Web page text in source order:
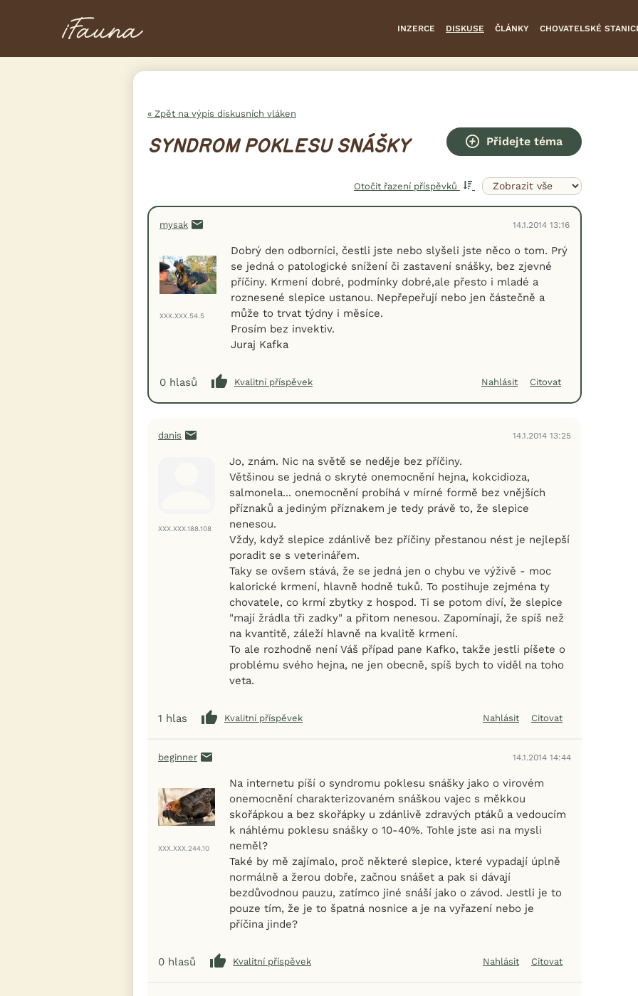
INZERCE DISKUSE ČLÁNKY CHOVATELSKÉ
« Zpět na výpis diskusních vláken
SYNDROM POKLESU SNÁŠKY Přidejte téma
Otočit řazení příspěvků
mysak 14.1.2014 13:16
XXX.XXX.54.5
Dobrý den odborníci, čestli jste nebo slyšeli jste něco o tom. Prý
se jedná o patologické snížení či zastavení snášky, bez zjevné
příčiny. Krmení dobré, podmínky dobré,ale přesto i mladé a
roznesené slepice ustanou. Nepřepeřují nebo jen částečně a
může to trvat týdny i měsíce.
Prosím bez invektiv.
Juraj Kafka
0 hlasů Kvalitní příspěvek Nahlásit Citovat
danis 14.1.2014 13:25
XXX.XXX.188.108
Jo, znám. Nic na světě se neděje bez příčiny.
Většinou se jedná o skryté onemocnění hejna, kokcidioza,
salmonela... onemocnění probíhá v mírné formě bez vnějších
příznaků a jediným příznakem je tedy právě to, že slepice
nenesou.
Vždy, když slepice zdánlivě bez příčiny přestanou nést je nejlepší
poradit se s veterinářem.
Taky se ovšem stává, že se jedná jen o chybu ve výživě - moc
kalorické krmení, hlavně hodně tuků. To postihuje zejména ty
chovatele, co krmí zbytky z hospod. Ti se potom diví, že slepice
"mají žrádla tři zadky" a přitom nenesou. Zapomínají, že spíš než
na kvantitě, záleží hlavně na kvalitě krmení.
To ale rozhodně není Váš případ pane Kafko, takže jestli píšete o
problému svého hejna, ne jen obecně, spíš bych to viděl na toho
veta.
1 hlas Kvalitní příspěvek Nahlásit Citovat
beginner 14.1.2014 14:44
XXX.XXX.244.10
Na internetu píší o syndromu poklesu snášky jako o virovém
onemocnění charakterizovaném snáškou vajec s měkkou
skořápkou a bez skořápky u zdánlivě zdravých ptáků a vedoucím
k náhlému poklesu snášky o 10-40%. Tohle jste asi na mysli
neměl?
Také by mě zajímalo, proč některé slepice, které vypadají úplně
normálně a žerou dobře, začnou snášet a pak si dávají
bezdůvodnou pauzu, zatímco jiné snáší jako o závod. Jestli je to
pouze tím, že je to špatná nosnice a je na vyřazení nebo je
příčina jinde?
0 hlasů Kvalitní příspěvek Nahlásit Citovat